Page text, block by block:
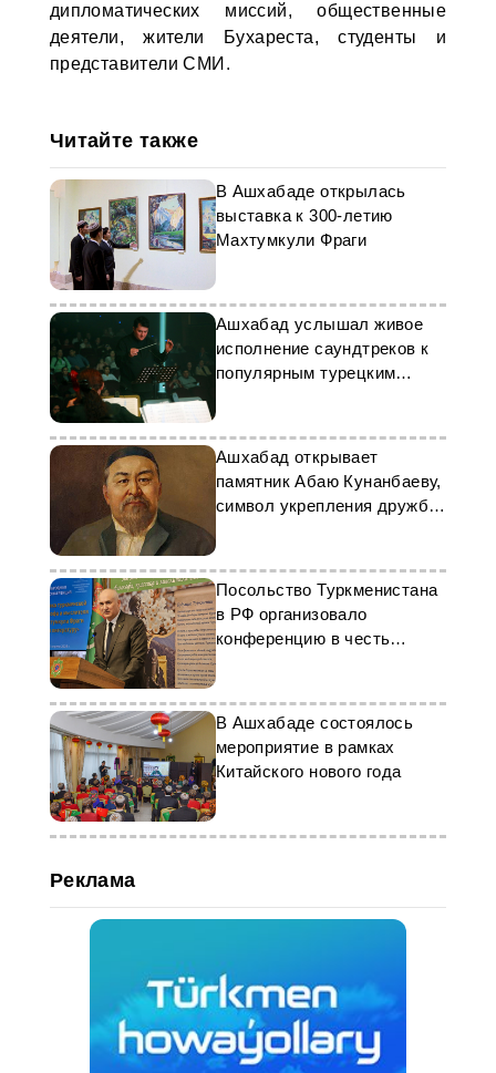
дипломатических миссий, общественные
деятели, жители Бухареста, студенты и
представители СМИ.
Читайте также
В Ашхабаде открылась
выставка к 300-летию
Махтумкули Фраги
Ашхабад услышал живое
исполнение саундтреков к
популярным турецким
Ашхабад открывает
памятник Абаю Кунанбаеву,
символ укрепления дружбы
Посольство Туркменистана
в РФ организовало
конференцию в честь
Махтумкули
В Ашхабаде состоялось
мероприятие в рамках
Китайского нового года
Реклама